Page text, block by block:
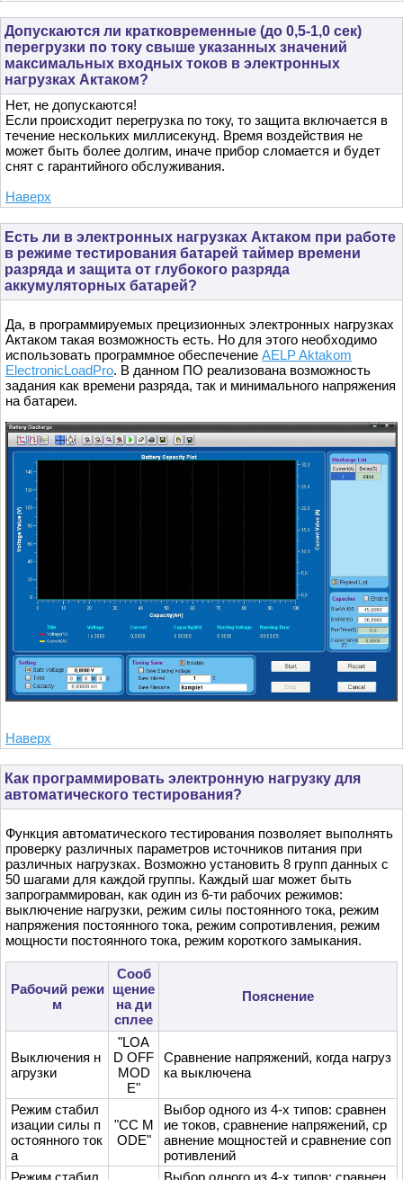
Допускаются ли кратковременные (до 0,5-1,0 сек)
перегрузки по току свыше указанных значений
максимальных входных токов в электронных
нагрузках Актаком?
Нет, не допускаются!
Если происходит перегрузка по току, то защита включается в
течение нескольких миллисекунд. Время воздействия не
может быть более долгим, иначе прибор сломается и будет
снят с гарантийного обслуживания.
Наверх
Есть ли в электронных нагрузках Актаком при работе
в режиме тестирования батарей таймер времени
разряда и защита от глубокого разряда
аккумуляторных батарей?
Да, в программируемых прецизионных электронных нагрузках
Актаком такая возможность есть. Но для этого необходимо
использовать программное обеспечение AELP Aktakom
ElectronicLoadPro. В данном ПО реализована возможность
задания как времени разряда, так и минимального напряжения
на батареи.
Наверх
Как программировать электронную нагрузку для
автоматического тестирования?
Функция автоматического тестирования позволяет выполнять
проверку различных параметров источников питания при
различных нагрузках. Возможно установить 8 групп данных с
50 шагами для каждой группы. Каждый шаг может быть
запрограммирован, как один из 6-ти рабочих режимов:
выключение нагрузки, режим силы постоянного тока, режим
напряжения постоянного тока, режим сопротивления, режим
мощности постоянного тока, режим короткого замыкания.
Рабочий режи
м
Сооб
щение
на ди
сплее
Пояснение
Выключения н
агрузки
"LOA
D OFF
MOD
E"
Сравнение напряжений, когда нагруз
ка выключена
Режим стабил
изации силы п
остоянного ток
а
"CC M
ODE"
Выбор одного из 4-х типов: сравнен
ие токов, сравнение напряжений, ср
авнение мощностей и сравнение соп
ротивлений